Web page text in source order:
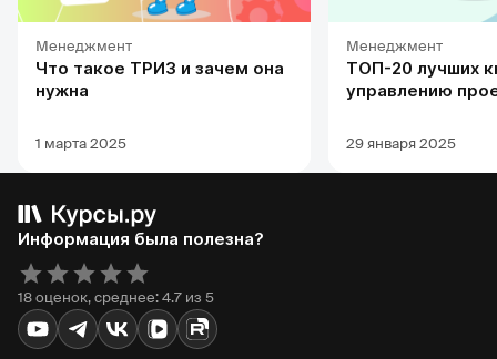
Менеджмент
Что такое ТРИЗ и зачем она
нужна
1 марта 2025
Менеджмент
ТОП-20 лучших
управлению
29 января 2025
Информация была полезна?
18 оценок, среднее: 4.7 из 5